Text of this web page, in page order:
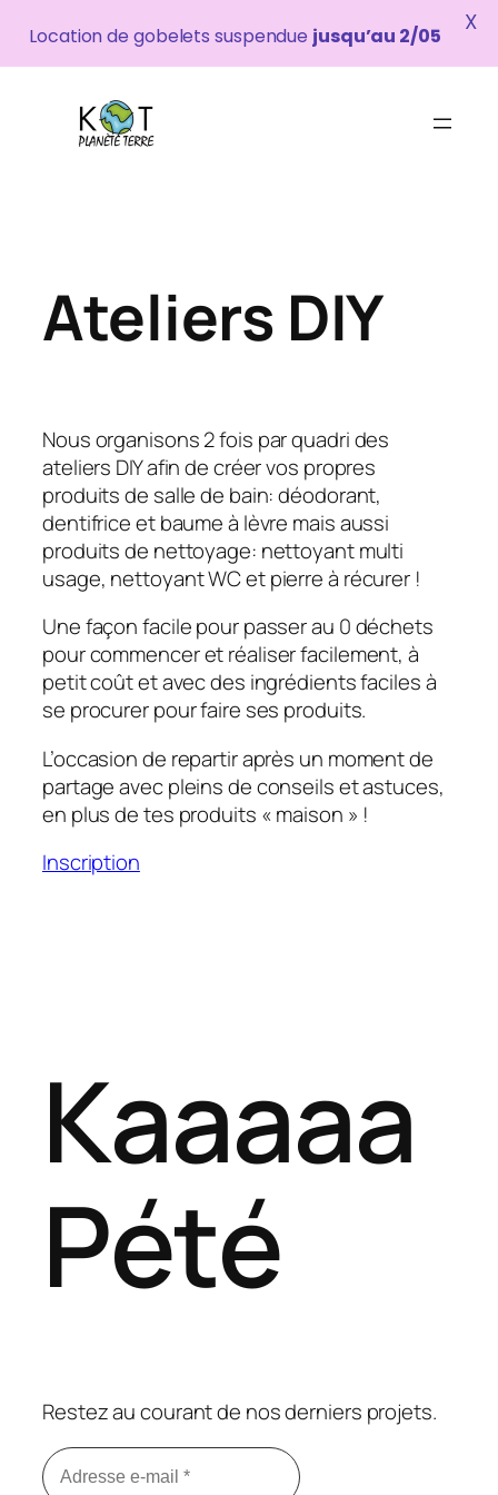
contenu
Ateliers DIY
Nous organisons 2 fois par quadri des
ateliers DIY afin de créer vos propres
produits de salle de bain: déodorant,
dentifrice et baume à lèvre mais aussi
produits de nettoyage: nettoyant multi
usage, nettoyant WC et pierre à récurer !
Une façon facile pour passer au 0 déchets
pour commencer et réaliser facilement, à
petit coût et avec des ingrédients faciles à
se procurer pour faire ses produits.
L’occasion de repartir après un moment de
partage avec pleins de conseils et astuces,
en plus de tes produits « maison » !
Inscription
Kaaaaa
Pété
Restez au courant de nos derniers projets.
Location de gobelets suspendue jusqu’au 2/05
X